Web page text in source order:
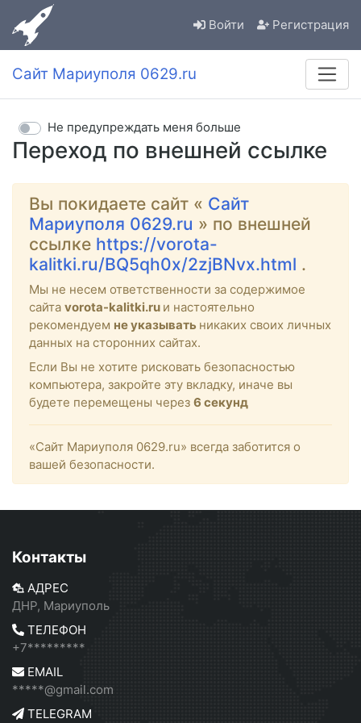
Войти Регистрация
Сайт Мариуполя 0629.ru
Переход по внешней ссылке
Не предупреждать меня больше
Вы покидаете сайт « Сайт
Мариуполя 0629.ru » по внешней
ссылке https://vorota-
kalitki.ru/BQ5qh0x/2zjBNvx.html .
Мы не несем ответственности за содержимое
сайта vorota-kalitki.ru и настоятельно
рекомендуем не указывать никаких своих личных
данных на сторонних сайтах.
Если Вы не хотите рисковать безопасностью
компьютера, закройте эту вкладку, иначе вы
будете перемещены через 6 секунд
«Сайт Мариуполя 0629.ru» всегда заботится о
вашей безопасности.
Контакты
АДРЕС
ДНР, Мариуполь
ТЕЛЕФОН
+7*********
EMAIL
*****@gmail.com
TELEGRAM